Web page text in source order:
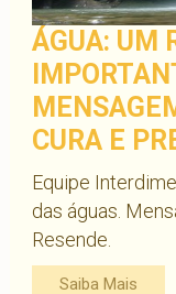
ÁGUA: UM
CURA E
Equipe
das águas.
Resende.
Saiba Mais